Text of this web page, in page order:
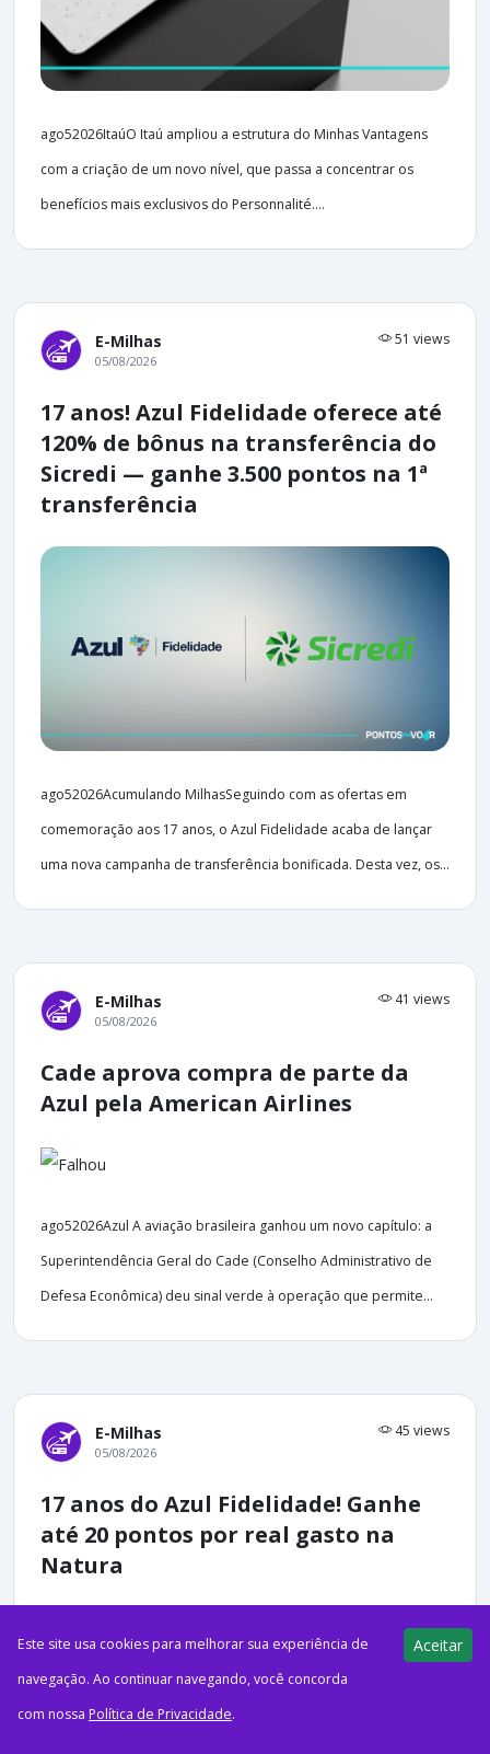
ago52026ItaúO Itaú ampliou a estrutura do Minhas Vantagens
com a criação de um novo nível, que passa a concentrar os
benefícios mais exclusivos do Personnalité....
E-Milhas 51 views
05/08/2026
17 anos! Azul Fidelidade oferece até
120% de bônus na transferência do
Sicredi — ganhe 3.500 pontos na 1ª
transferência
ago52026Acumulando MilhasSeguindo com as ofertas em
comemoração aos 17 anos, o Azul Fidelidade acaba de lançar
uma nova campanha de transferência bonificada. Desta vez, os...
E-Milhas 41 views
05/08/2026
Cade aprova compra de parte da
Azul pela American Airlines
ago52026Azul A aviação brasileira ganhou um novo capítulo: a
Superintendência Geral do Cade (Conselho Administrativo de
Defesa Econômica) deu sinal verde à operação que permite...
E-Milhas 45 views
05/08/2026
17 anos do Azul Fidelidade! Ganhe
até 20 pontos por real gasto na
Natura
Este site usa cookies para melhorar sua experiência de
navegação. Ao continuar navegando, você concorda
com nossa Política de Privacidade.
Aceitar